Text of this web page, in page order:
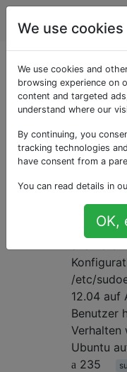
Als
Fragen
Amazon Web
Wie
ohne
Wie hat
Images
/etc/
12.04 auf
Benutzer
Verhalten
Ubuntu
235
We use cookies
We use cookies and
browsing experience on
content and targeted
understand where our
By continuing, you
tracking technologies
have consent from a
You can read details in
OK,